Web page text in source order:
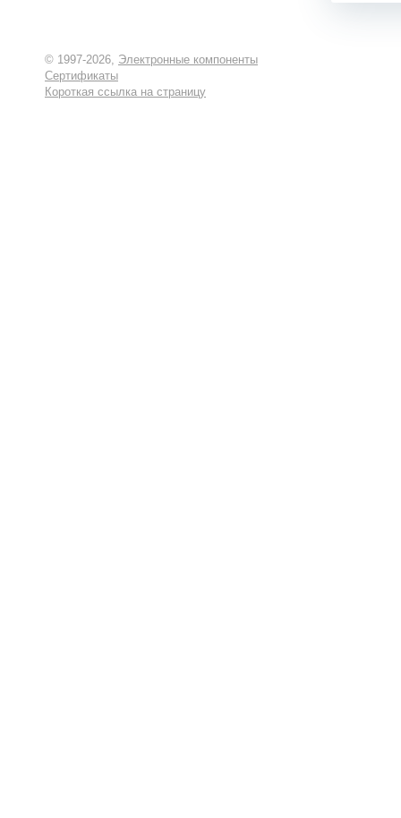
© 1997-2026, Электронные компоненты
Сертификаты
Короткая ссылка на страницу